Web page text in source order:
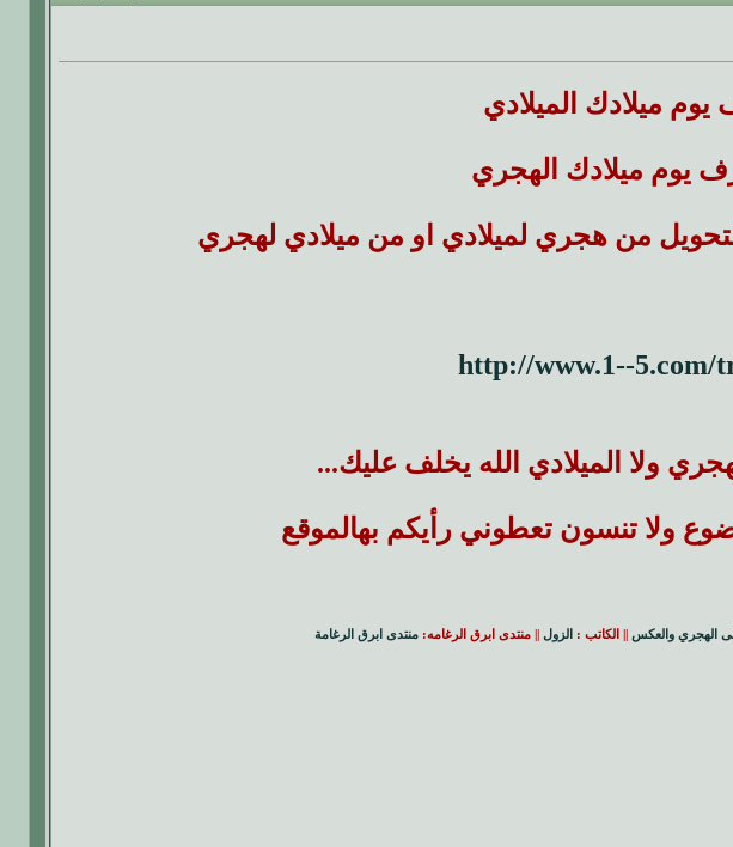
يوم ميلادك الميلادي
يوم ميلادك الهجري
من هجري لميلادي او من ميلادي لهجري
http://www.1--5.com/
ولا الميلادي الله يخلف عليك...
ولا تنسون تعطوني رأيكم بهالموقع
الهجري والعكس || الكاتب : الزول || منتدى ابرق الرغامه:منتدى ابرق الرغامة